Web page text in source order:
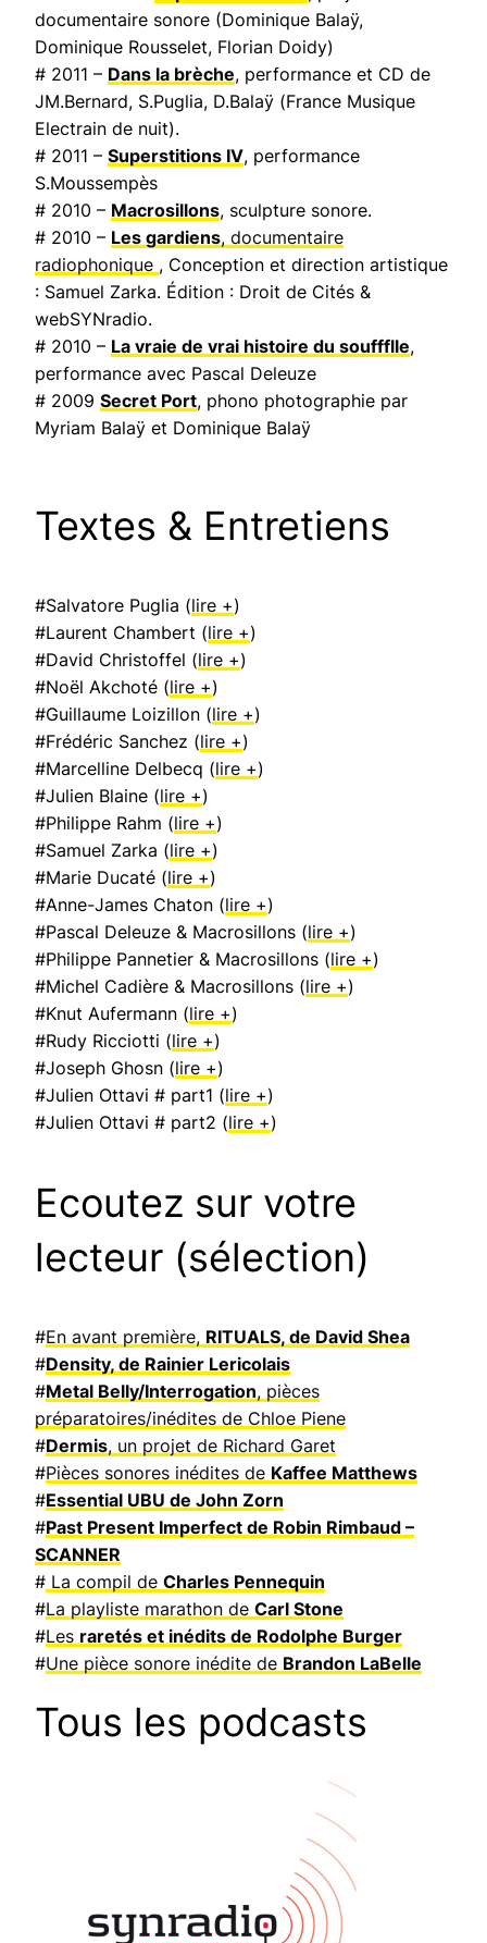
documentaire sonore (Dominique Balaÿ,
Dominique Rousselet, Florian Doidy)
# 2011 – Dans la brèche, performance et CD de
JM.Bernard, S.Puglia, D.Balaÿ (France Musique
Electrain de nuit).
# 2011 – Superstitions IV, performance
S.Moussempès
# 2010 – Macrosillons, sculpture sonore.
# 2010 – Les gardiens, documentaire
radiophonique , Conception et direction artistique
: Samuel Zarka. Édition : Droit de Cités &
webSYNradio.
# 2010 – La vraie de vrai histoire du souffflle,
performance avec Pascal Deleuze
# 2009 Secret Port, phono photographie par
Myriam Balaÿ et Dominique Balaÿ
Textes & Entretiens
#Salvatore Puglia (lire +)
#Laurent Chambert (lire +)
#David Christoffel (lire +)
#Noël Akchoté (lire +)
#Guillaume Loizillon (lire +)
#Frédéric Sanchez (lire +)
#Marcelline Delbecq (lire +)
#Julien Blaine (lire +)
#Philippe Rahm (lire +)
#Samuel Zarka (lire +)
#Marie Ducaté (lire +)
#Anne-James Chaton (lire +)
#Pascal Deleuze & Macrosillons (lire +)
#Philippe Pannetier & Macrosillons (lire +)
#Michel Cadière & Macrosillons (lire +)
#Knut Aufermann (lire +)
#Rudy Ricciotti (lire +)
#Joseph Ghosn (lire +)
#Julien Ottavi # part1 (lire +)
#Julien Ottavi # part2 (lire +)
Ecoutez sur votre
lecteur (sélection)
#En avant première, RITUALS, de David Shea
#Density, de Rainier Lericolais
#Metal Belly/Interrogation, pièces
préparatoires/inédites de Chloe Piene
#Dermis, un projet de Richard Garet
#Pièces sonores inédites de Kaffee Matthews
#Essential UBU de John Zorn
#Past Present Imperfect de Robin Rimbaud –
SCANNER
# La compil de Charles Pennequin
#La playliste marathon de Carl Stone
#Les raretés et inédits de Rodolphe Burger
#Une pièce sonore inédite de Brandon LaBelle
Tous les podcasts